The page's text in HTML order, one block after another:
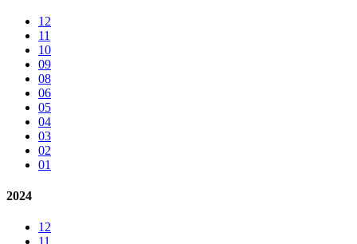
12
11
10
09
08
06
05
04
03
02
01
2024
12